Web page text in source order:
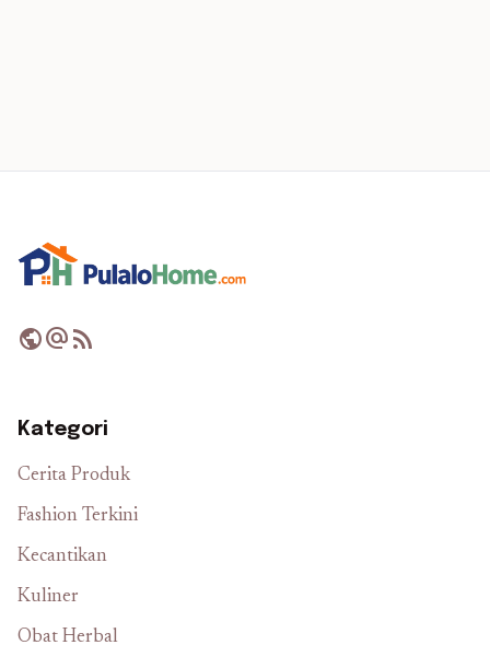
publicalternate_emailrss_feed
Kategori
Cerita Produk
Fashion Terkini
Kecantikan
Kuliner
Obat Herbal